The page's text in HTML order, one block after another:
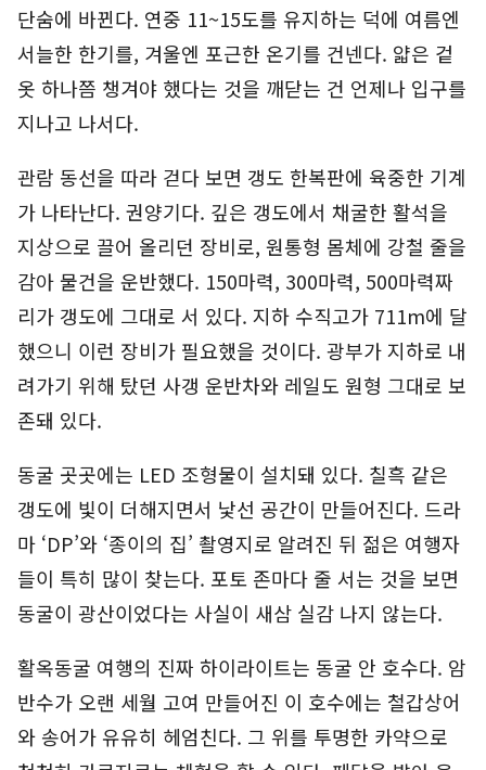
단숨에 바뀐다. 연중 11~15도를 유지하는 덕에 여름엔
서늘한 한기를, 겨울엔 포근한 온기를 건넨다. 얇은 겉
옷 하나쯤 챙겨야 했다는 것을 깨닫는 건 언제나 입구를
지나고 나서다.
관람 동선을 따라 걷다 보면 갱도 한복판에 육중한 기계
가 나타난다. 권양기다. 깊은 갱도에서 채굴한 활석을
지상으로 끌어 올리던 장비로, 원통형 몸체에 강철 줄을
감아 물건을 운반했다. 150마력, 300마력, 500마력짜
리가 갱도에 그대로 서 있다. 지하 수직고가 711m에 달
했으니 이런 장비가 필요했을 것이다. 광부가 지하로 내
려가기 위해 탔던 사갱 운반차와 레일도 원형 그대로 보
존돼 있다.
동굴 곳곳에는 LED 조형물이 설치돼 있다. 칠흑 같은
갱도에 빛이 더해지면서 낯선 공간이 만들어진다. 드라
마 ‘DP’와 ‘종이의 집’ 촬영지로 알려진 뒤 젊은 여행자
들이 특히 많이 찾는다. 포토 존마다 줄 서는 것을 보면
동굴이 광산이었다는 사실이 새삼 실감 나지 않는다.
활옥동굴 여행의 진짜 하이라이트는 동굴 안 호수다. 암
반수가 오랜 세월 고여 만들어진 이 호수에는 철갑상어
와 송어가 유유히 헤엄친다. 그 위를 투명한 카약으로